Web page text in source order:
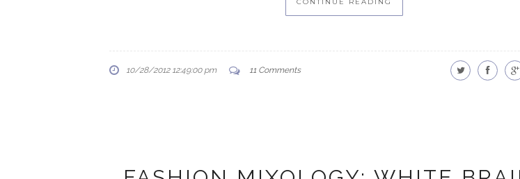
FASHION